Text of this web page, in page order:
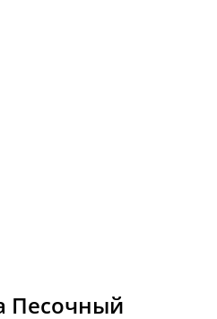
Песочный